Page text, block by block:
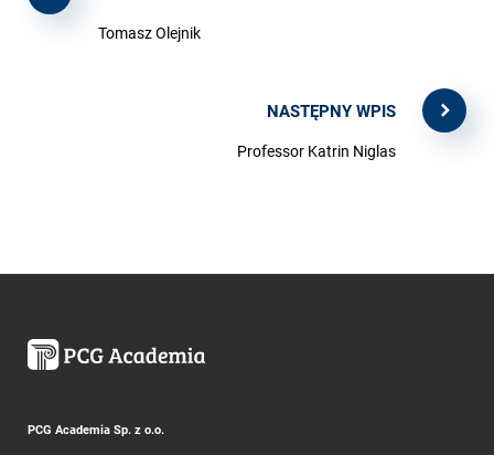
Tomasz Olejnik
NASTĘPNY WPIS
Professor Katrin Niglas
PCG Academia Sp. z o.o.